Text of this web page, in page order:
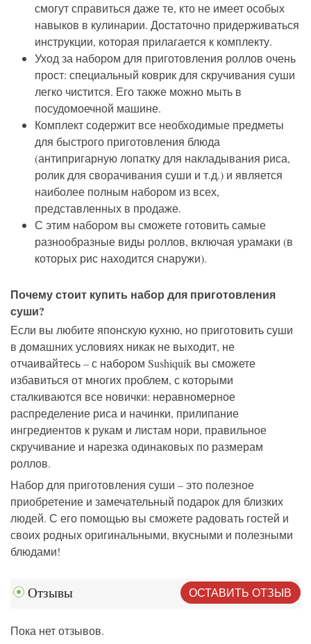
смогут справиться даже те, кто не имеет особых
навыков в кулинарии. Достаточно придерживаться
инструкции, которая прилагается к комплекту.
Уход за набором для приготовления роллов очень
прост: специальный коврик для скручивания суши
легко чистится. Его также можно мыть в
посудомоечной машине.
Комплект содержит все необходимые предметы
для быстрого приготовления блюда
(антипригарную лопатку для накладывания риса,
ролик для сворачивания суши и т.д.) и является
наиболее полным набором из всех,
представленных в продаже.
С этим набором вы сможете готовить самые
разнообразные виды роллов, включая урамаки (в
которых рис находится снаружи).
Почему стоит купить набор для приготовления
суши?
Если вы любите японскую кухню, но приготовить суши
в домашних условиях никак не выходит, не
отчаивайтесь – с набором Sushiquik вы сможете
избавиться от многих проблем, с которыми
сталкиваются все новички: неравномерное
распределение риса и начинки, прилипание
ингредиентов к рукам и листам нори, правильное
скручивание и нарезка одинаковых по размерам
роллов.
Набор для приготовления суши – это полезное
приобретение и замечательный подарок для близких
людей. С его помощью вы сможете радовать гостей и
своих родных оригинальными, вкусными и полезными
блюдами!
Отзывы ОСТАВИТЬ ОТЗЫВ
Пока нет отзывов.